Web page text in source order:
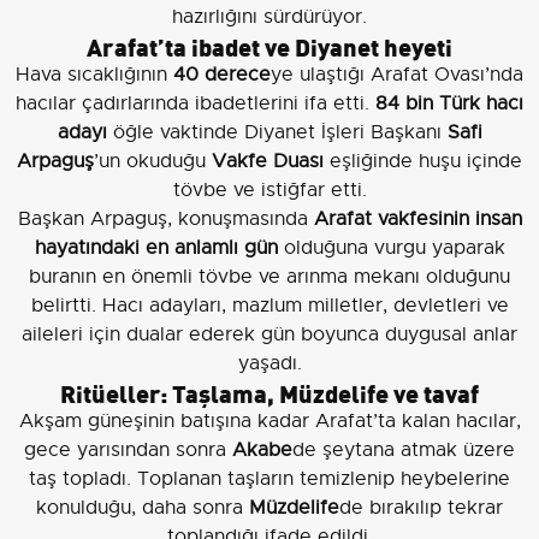
hazırlığını sürdürüyor.
Arafat’ta ibadet ve Diyanet heyeti
Hava sıcaklığının 40 dereceye ulaştığı Arafat Ovası’nda
hacılar çadırlarında ibadetlerini ifa etti. 84 bin Türk hacı
adayı öğle vaktinde Diyanet İşleri Başkanı Safi
Arpaguş’un okuduğu Vakfe Duası eşliğinde huşu içinde
tövbe ve istiğfar etti.
Başkan Arpaguş, konuşmasında Arafat vakfesinin insan
hayatındaki en anlamlı günolduğuna vurgu yaparak
buranın en önemli tövbe ve arınma mekanı olduğunu
belirtti. Hacı adayları, mazlum milletler, devletleri ve
aileleri için dualar ederek gün boyunca duygusal anlar
yaşadı.
Ritüeller: Taşlama, Müzdelife ve tavaf
Akşam güneşinin batışına kadar Arafat’ta kalan hacılar,
gece yarısından sonra Akabede şeytana atmak üzere
taş topladı. Toplanan taşların temizlenip heybelerine
konulduğu, daha sonra Müzdelifede bırakılıp tekrar